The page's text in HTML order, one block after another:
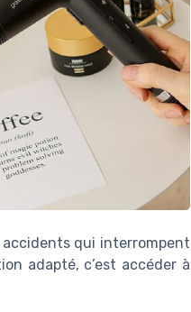
qui interrompent
adapté, c’est accéder à